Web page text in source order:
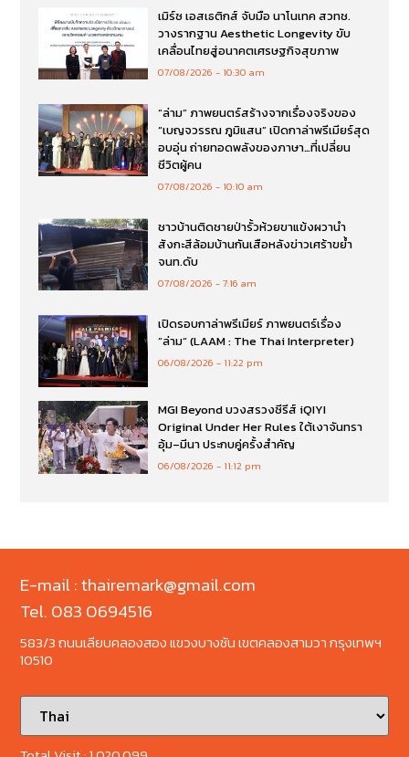
เมิร์ซ เอสเธติกส์ จับมือ นาโนเทค สวทช.
วางรากฐาน Aesthetic Longevity ขับ
เคลื่อนไทยสู่อนาคตเศรษฐกิจสุขภาพ
07/08/2026 10:30 am
“ล่าม” ภาพยนตร์สร้างจากเรื่องจริงของ
“เบญจวรรณ ภูมิแสน” เปิดกาล่าพรีเมียร์สุด
อบอุ่น ถ่ายทอดพลังของภาษา…ที่เปลี่ยน
ชีวิตผู้คน
07/08/2026 10:10 am
ชาวบ้านติดชายป่ารั้วห้วยขาแข้งผวานำ
สังกะสีล้อมบ้านกันเสือหลังข่าวเศร้าขย้ำ
จนท.ดับ
07/08/2026 7:16 am
เปิดรอบกาล่าพรีเมียร์ ภาพยนตร์เรื่อง
”ล่าม“ (LAAM : The Thai Interpreter)
06/08/2026 11:22 pm
MGI Beyond บวงสรวงซีรีส์ iQIYI
Original Under Her Rules ใต้เงาจันทรา
อุ้ม–มีนา ประกบคู่ครั้งสำคัญ
06/08/2026 11:12 pm
E-mail : thairemark@gmail.com
Tel. 083 0694516
583/3 ถนนเลียบคลองสอง แขวงบางชัน เขตคลองสามวา กรุงเทพฯ
10510